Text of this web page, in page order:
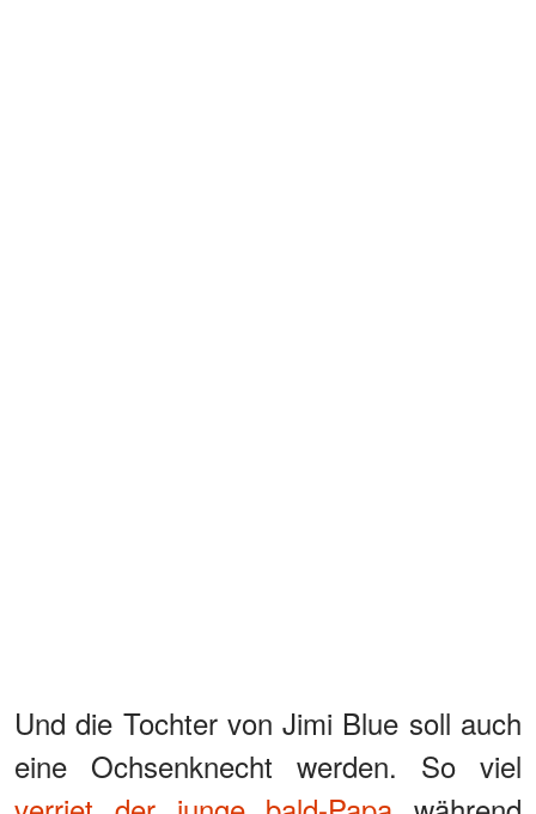
Und die Tochter von Jimi Blue soll auch
eine Ochsenknecht werden. So viel